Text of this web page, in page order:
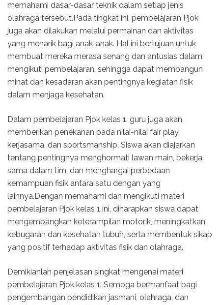
memahami dasar-dasar teknik dalam setiap jenis
olahraga tersebut.Pada tingkat ini, pembelajaran Pjok
juga akan dilakukan melalui permainan dan aktivitas
yang menarik bagi anak-anak. Hal ini bertujuan untuk
membuat mereka merasa senang dan antusias dalam
mengikuti pembelajaran, sehingga dapat membangun
minat dan kesadaran akan pentingnya kegiatan fisik
dalam menjaga kesehatan.
Dalam pembelajaran Pjok kelas 1, guru juga akan
memberikan penekanan pada nilai-nilai fair play,
kerjasama, dan sportsmanship. Siswa akan diajarkan
tentang pentingnya menghormati lawan main, bekerja
sama dalam tim, dan menghargai perbedaan
kemampuan fisik antara satu dengan yang
lainnya.Dengan memahami dan mengikuti materi
pembelajaran Pjok kelas 1 ini, diharapkan siswa dapat
mengembangkan keterampilan motorik, meningkatkan
kebugaran dan kesehatan tubuh, serta membentuk sikap
yang positif terhadap aktivitas fisik dan olahraga.
Demikianlah penjelasan singkat mengenai materi
pembelajaran Pjok kelas 1. Semoga bermanfaat bagi
pengembangan pendidikan jasmani, olahraga, dan